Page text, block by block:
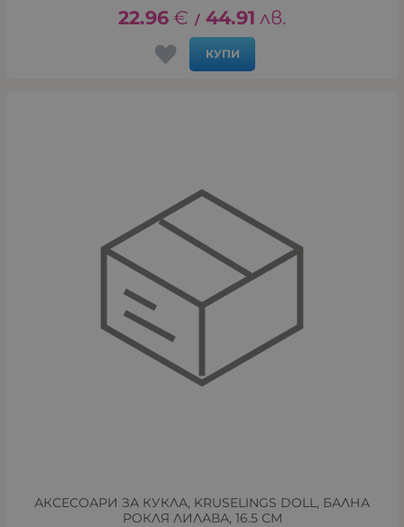
22.96 € / 44.91 лв.
КУПИ
АКСЕСОАРИ ЗА КУКЛА, KRUSELINGS DOLL, БАЛНА
РОКЛЯ ЛИЛАВА, 16.5 СМ